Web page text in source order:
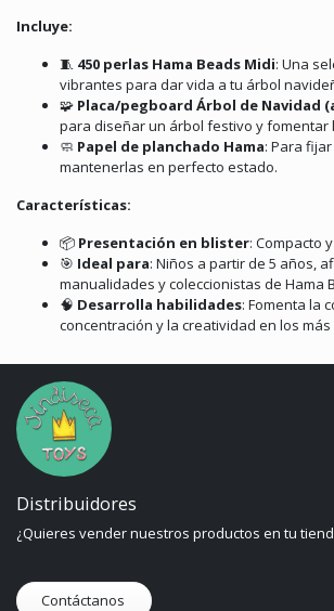
Incluye:
🧵 450 perlas Hama Beads Midi: Una
vibrantes para dar vida a tu árbol
🧩 Placa/pegboard Árbol de Navidad
para diseñar un árbol festivo y fomentar
🧼 Papel de planchado Hama: Para
mantenerlas en perfecto estado.
Características:
📦 Presentación en blister: Compacto
🎯 Ideal para: Niños a partir de 5 años,
manualidades y coleccionistas de Hama
🧠 Desarrolla habilidades: Fomenta la
concentración y la creatividad en los
Distribuidores
¿Quieres vender nuestros productos en tu
Contáctanos